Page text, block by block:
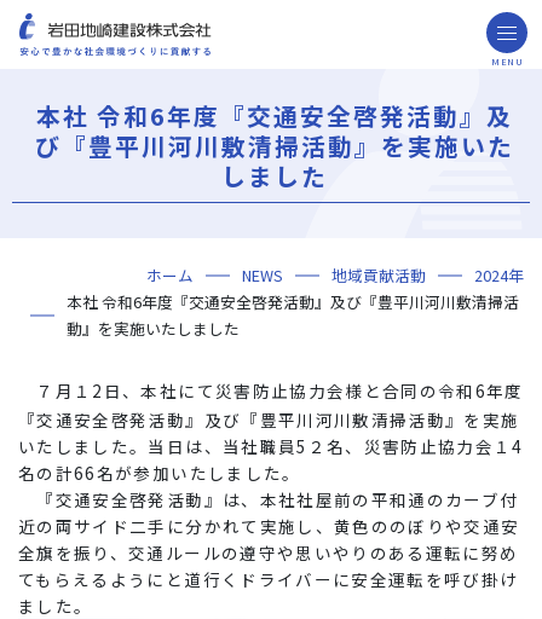
MENU
企業情報
ミッション・ビジョン・社訓
3分でわかる岩田地崎建設
サステナビリティ
年代から探す
地域別で探す
用途区分から探す
GISマップシステム
Niseko Project
プロジェクトレポート
技術・ソリューション
技術
ソリューション
採用情報
NISEKO PROJECTS
閉じる
本社 令和6年度『交通安全啓発活動』及
び『豊平川河川敷清掃活動』を実施いた
しました
ホーム NEWS 地域貢献活動
2024年
本社 令和6年度『交通安全啓発活動』及び『豊平川河川敷清掃活
動』を実施いたしました
７月１2日、本社にて災害防止協力会様と合同の令和6年度
『交通安全啓発活動』及び『豊平川河川敷清掃活動』を実施
いたしました。当日は、当社職員5２名、災害防止協力会１4
名の計66名が参加いたしました。
『交通安全啓発活動』は、本社社屋前の平和通のカーブ付
近の両サイド二手に分かれて実施し、 黄色ののぼりや交通安
全旗を振り、交通ルールの遵守や思いやりのある運転に努め
てもらえるようにと道行くドライバーに安全運転を呼び掛け
ました。